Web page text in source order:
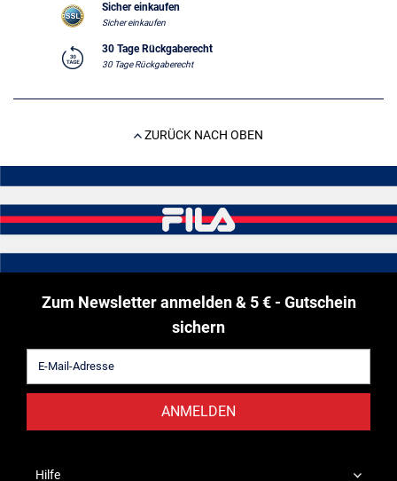
Sicher einkaufen
Sicher einkaufen
30 Tage Rückgaberecht
30 Tage Rückgaberecht
ZURÜCK NACH OBEN
Zum Newsletter anmelden & 5 € - Gutschein
sichern
ANMELDEN
Hilfe